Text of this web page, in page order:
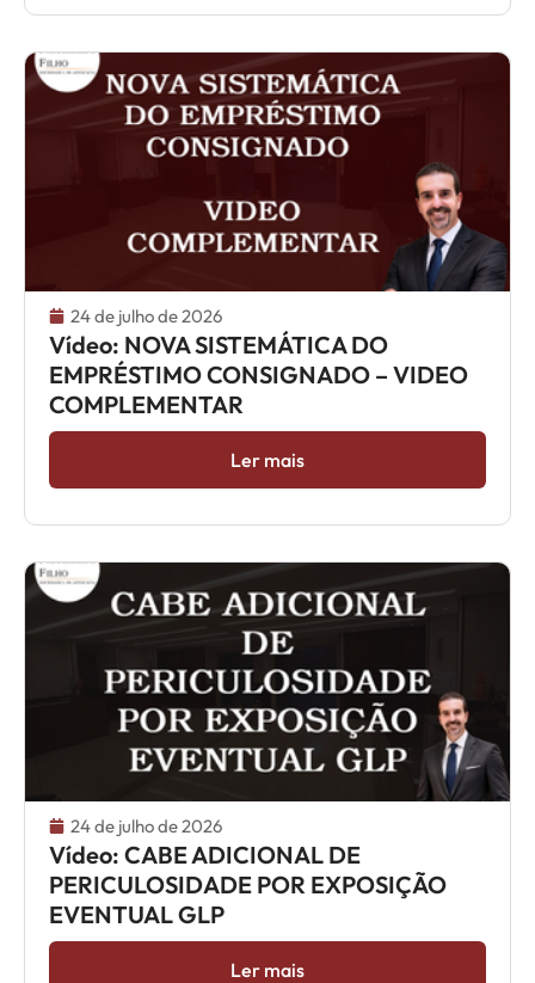
24 de julho de 2026
Vídeo: NOVA SISTEMÁTICA DO
EMPRÉSTIMO CONSIGNADO – VIDEO
COMPLEMENTAR
Ler mais
24 de julho de 2026
Vídeo: CABE ADICIONAL DE
PERICULOSIDADE POR EXPOSIÇÃO
EVENTUAL GLP
Ler mais